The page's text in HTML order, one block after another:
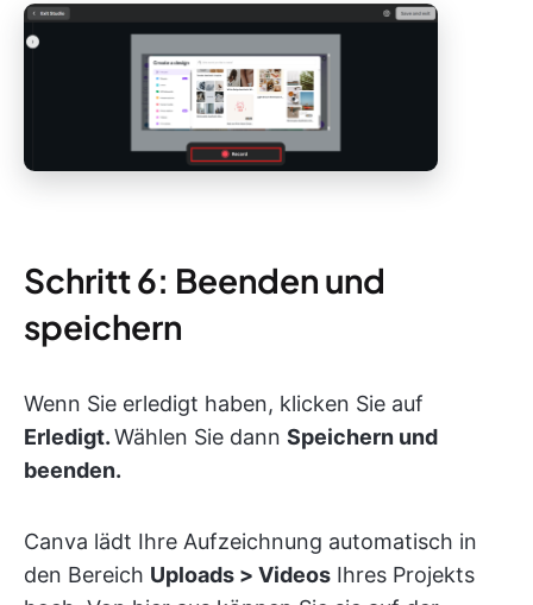
Schritt 6: Beenden und
speichern
Wenn Sie erledigt haben, klicken Sie auf
Erledigt.Wählen Sie dann Speichern und
beenden.
Canva lädt Ihre Aufzeichnung automatisch in
den Bereich Uploads > Videos Ihres Projekts